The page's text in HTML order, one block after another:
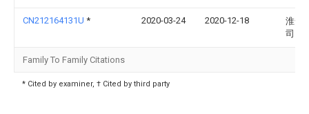
CN212164131U * 2020-03-24 2020-12-18
淮安
司
Family To Family Citations
* Cited by examiner, † Cited by third party